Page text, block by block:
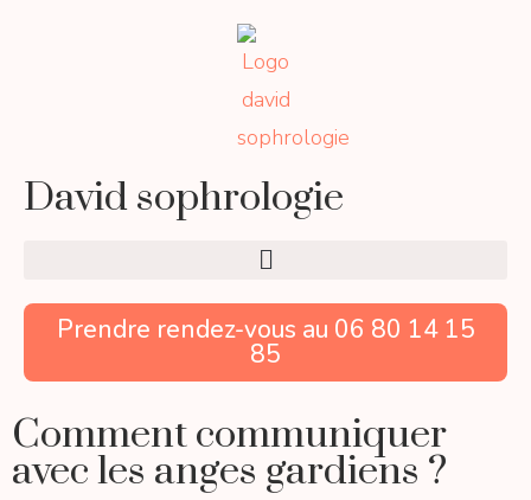
David sophrologie
Prendre rendez-vous au 06 80 14 15
85
Comment communiquer
avec les anges gardiens ?